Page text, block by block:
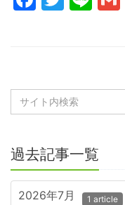
過去記事一覧
2026年7月 1 article